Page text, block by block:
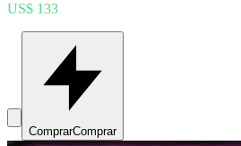
US$ 133
ComprarComprar